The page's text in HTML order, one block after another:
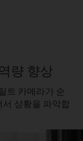
량 향상
트 카메라가 순
상황을 파악합